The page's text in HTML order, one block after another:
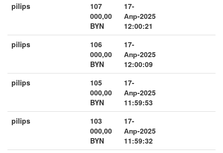
pilips
107
000,00
BYN
17-
Апр-2025
12:00:21
pilips
106
000,00
BYN
17-
Апр-2025
12:00:09
pilips
105
000,00
BYN
17-
Апр-2025
11:59:53
pilips
103
000,00
BYN
17-
Апр-2025
11:59:32